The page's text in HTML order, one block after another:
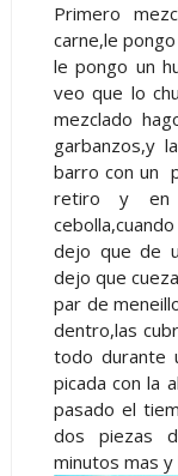
Primero
carne,le
le pongo un
veo que lo
mezclado
garbanzos,y
barro con un
retiro y en
dejo que de
dejo que
par de
dentro,las
todo durante
picada con la
pasado el
dos piezas
minutos mas